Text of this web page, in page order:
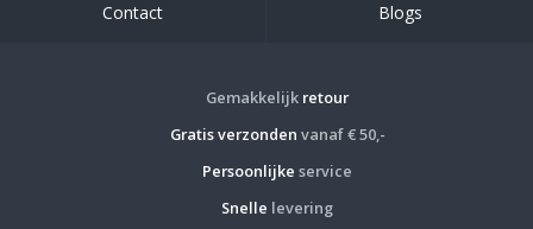
Contact Blogs
Gemakkelijk retour
Gratis verzonden vanaf € 50,-
Persoonlijke service
Snelle levering